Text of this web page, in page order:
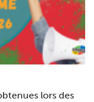
lors des